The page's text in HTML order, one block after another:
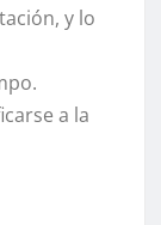
y lo
a la